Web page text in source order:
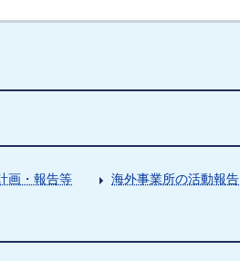
画・報告等 海外事業所の活動報告